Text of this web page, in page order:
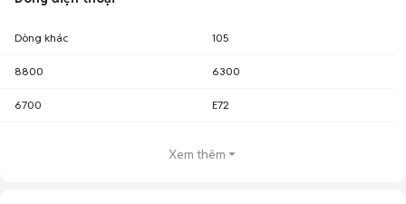
Dòng khác 105
8800 6300
6700 E72
Xem thêm